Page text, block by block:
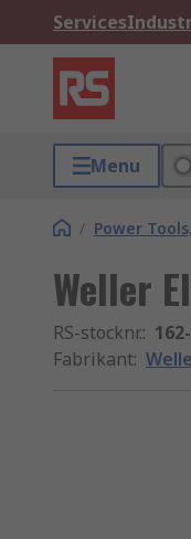
Services
Menu
/ Power
Weller
RS-stocknr.:
Fabrikant: